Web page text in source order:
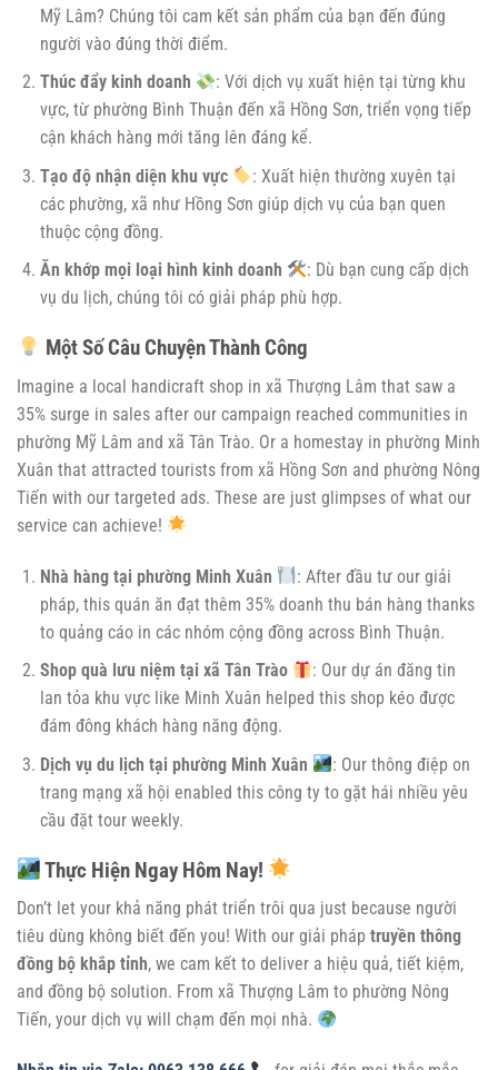
Mỹ Lâm? Chúng tôi cam kết sản phẩm của bạn đến đúng
người vào đúng thời điểm.
Thúc đẩy kinh doanh
: Với dịch vụ xuất hiện tại từng khu
vực, từ phường Bình Thuận đến xã Hồng Sơn, triển vọng tiếp
cận khách hàng mới tăng lên đáng kể.
Tạo độ nhận diện khu vực
: Xuất hiện thường xuyên tại
các phường, xã như Hồng Sơn giúp dịch vụ của bạn quen
thuộc cộng đồng.
Ăn khớp mọi loại hình kinh doanh
: Dù bạn cung cấp dịch
vụ du lịch, chúng tôi có giải pháp phù hợp.
Một Số Câu Chuyện Thành Công
Imagine a local handicraft shop in xã Thượng Lâm that saw a
35% surge in sales after our campaign reached communities in
phường Mỹ Lâm and xã Tân Trào. Or a homestay in phường Minh
Xuân that attracted tourists from xã Hồng Sơn and phường Nông
Tiến with our targeted ads. These are just glimpses of what our
service can achieve!
Nhà hàng tại phường Minh Xuân
: After đầu tư our giải
pháp, this quán ăn đạt thêm 35% doanh thu bán hàng thanks
to quảng cáo in các nhóm cộng đồng across Bình Thuận.
Shop quà lưu niệm tại xã Tân Trào
: Our dự án đăng tin
lan tỏa khu vực like Minh Xuân helped this shop kéo được
đám đông khách hàng năng động.
Dịch vụ du lịch tại phường Minh Xuân
: Our thông điệp on
trang mạng xã hội enabled this công ty to gặt hái nhiều yêu
cầu đặt tour weekly.
Thực Hiện Ngay Hôm Nay!
Don’t let your khả năng phát triển trôi qua just because người
tiêu dùng không biết đến you! With our giải pháp truyền thông
đồng bộ khắp tỉnh, we cam kết to deliver a hiệu quả, tiết kiệm,
and đồng bộ solution. From xã Thượng Lâm to phường Nông
Tiến, your dịch vụ will chạm đến mọi nhà.